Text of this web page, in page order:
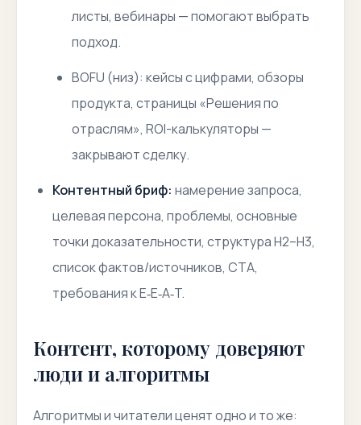
листы, вебинары — помогают выбрать
подход.
BOFU (низ): кейсы с цифрами, обзоры
продукта, страницы «Решения по
отраслям», ROI-калькуляторы —
закрывают сделку.
Контентный бриф: намерение запроса,
целевая персона, проблемы, основные
точки доказательности, структура H2–H3,
список фактов/источников, CTA,
требования к E‑E‑A‑T.
Контент, которому доверяют
люди и алгоритмы
Алгоритмы и читатели ценят одно и то же: